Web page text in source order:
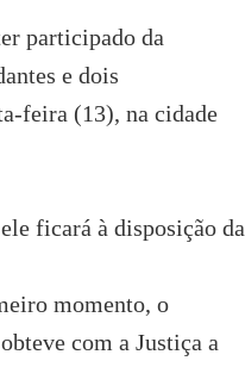
participado da
e dois
feira (13), na cidade
ficará à disposição da
momento, o
com a Justiça a